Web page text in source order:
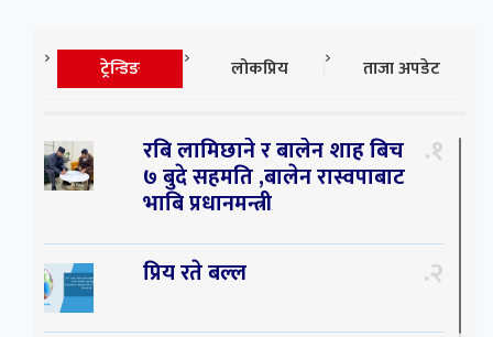
ट्रेन्डिङ लोकप्रिय ताजा अपडेट
रबि लामिछाने र बालेन शाह बिच
७ बुदे सहमति ,बालेन रास्वपाबाट
भाबि प्रधानमन्त्री
१
प्रिय रते बल्ल २